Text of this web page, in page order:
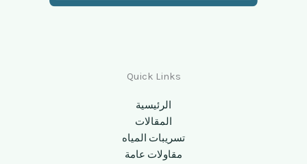
Quick Links
الرئيسية
المقالات
تسريبات المياه
مقاولات عامة